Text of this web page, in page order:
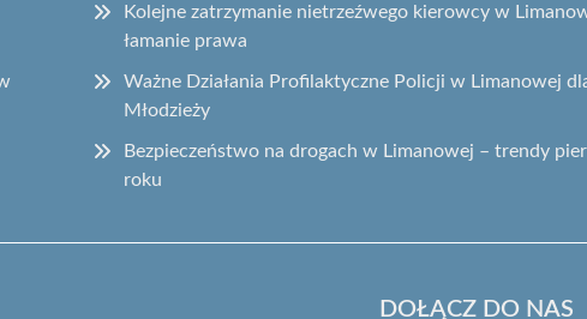
Kolejne zatrzymanie nietrzeźwego kierowcy w
łamanie prawa
Ważne Działania Profilaktyczne Policji w Limanowej
Młodzieży
Bezpieczeństwo na drogach w Limanowej – trendy
roku
DOŁĄCZ DO NAS